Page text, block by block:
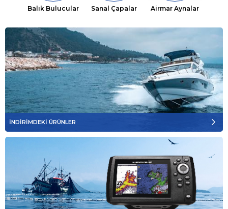
Balık Bulucular Sanal Çapalar Airmar Aynalar
İNDİRİMDEKİ ÜRÜNLER